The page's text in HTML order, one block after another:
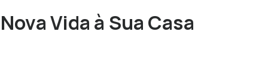
Vida à Sua Casa